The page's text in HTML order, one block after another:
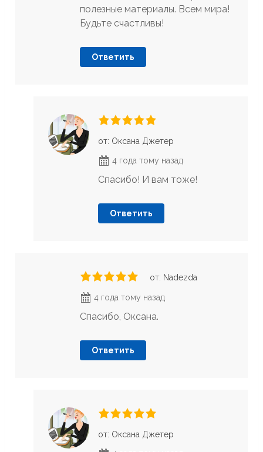
полезные материалы. Всем мира!
Будьте счастливы!
Ответить
от: Оксана Джетер
4 года тому назад
Cпасибо! И вам тоже!
Ответить
от: Nadezda
4 года тому назад
Спасибо, Оксана.
Ответить
от: Оксана Джетер